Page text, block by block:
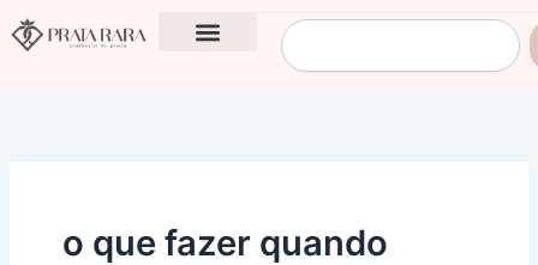
para
Pesquisar
o que fazer quando